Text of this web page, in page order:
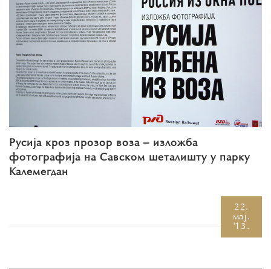
Русија кроз прозор воза – изложба
фотографија на Савском шеталишту у парку
Калемегдан
22.
мај.
'13.